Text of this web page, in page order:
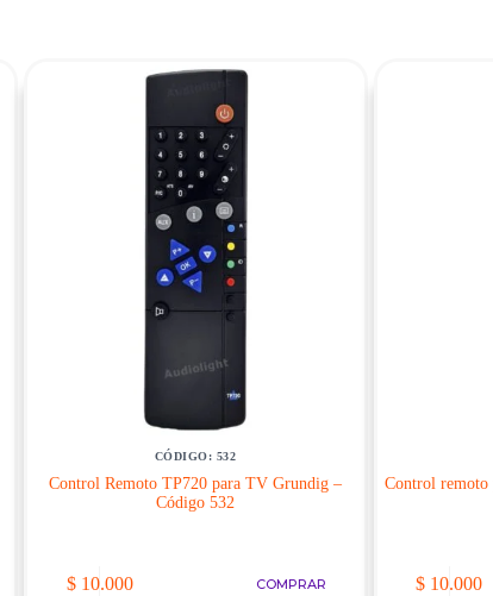
CÓDIGO: 532
Control Remoto TP720 para TV Grundig –
Código 532
$10.000 COMPRAR
Control
$ 10.000